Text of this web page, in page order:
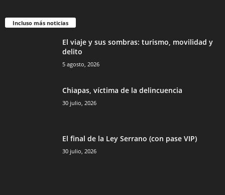
Incluso más noticias
El viaje y sus sombras: turismo, movilidad y
delito
5 agosto, 2026
Chiapas, víctima de la delincuencia
30 julio, 2026
El final de la Ley Serrano (con pase VIP)
30 julio, 2026